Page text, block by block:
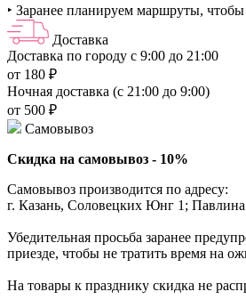
‣ Заранее планируем маршруты,
Доставка
Доставка по городу с 9:00 до 21:00
от 180 ₽
Ночная доставка (с 21:00 до 9:00)
от 500 ₽
Самовывоз
Скидка на самовывоз - 10%
Самовывоз производится по адресу:
г. Казань, Соловецких Юнг 1;
Убедительная просьба заранее
приезде, чтобы не тратить время на
На товары к празднику скидка не